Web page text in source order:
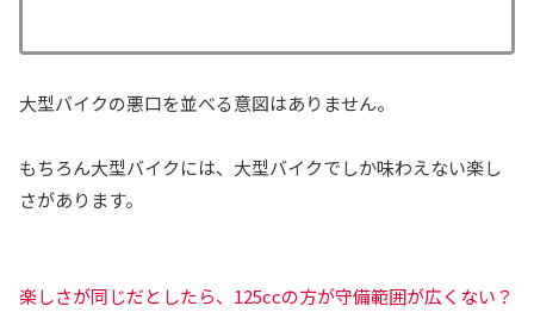
大型バイクの悪口を並べる意図はありません。
もちろん大型バイクには、大型バイクでしか味わえない楽し
さがあります。
楽しさが同じだとしたら、125ccの方が守備範囲が広くない？